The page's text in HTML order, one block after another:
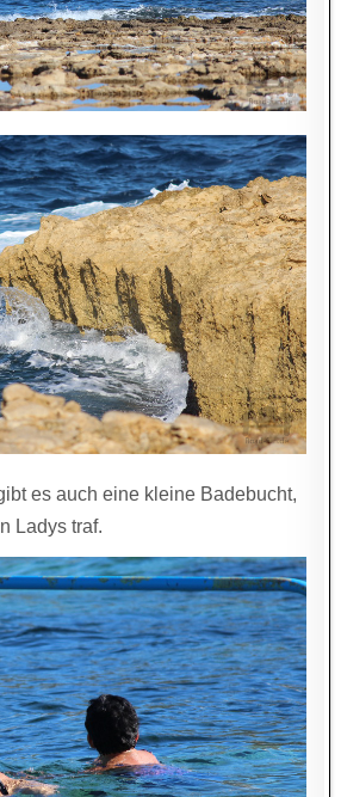
es auch eine kleine Badebucht,
Ladys traf.